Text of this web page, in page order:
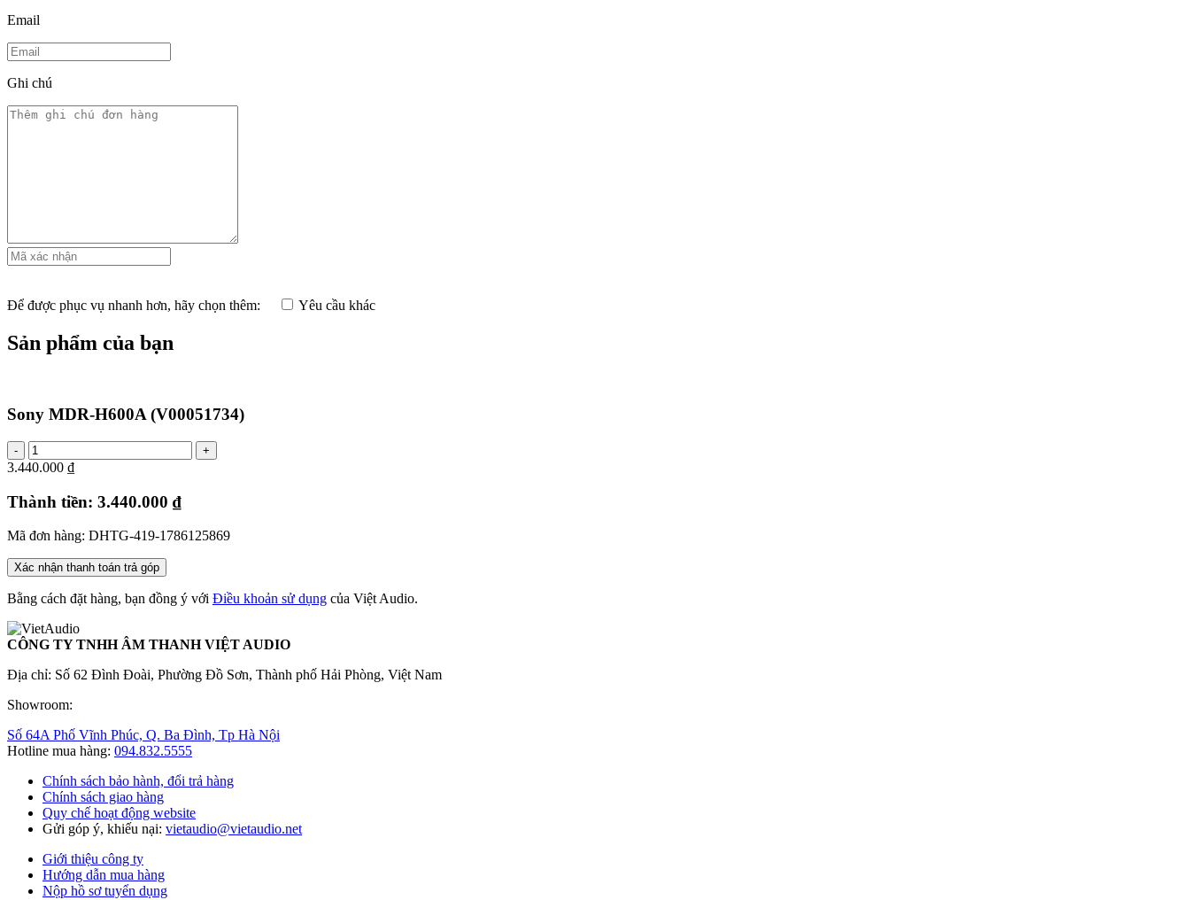
Email
Ghi chú
Để được phục vụ nhanh hơn, hãy chọn thêm: Yêu cầu khác
Sản phẩm của bạn
Sony MDR-H600A(V00051734)
3.440.000 ₫
Thành tiền: 3.440.000 ₫
Mã đơn hàng: DHTG-419-1786125869
Xác nhận thanh toán trả góp
Bằng cách đặt hàng, bạn đồng ý với Điều khoản sử dụng của Việt Audio.
CÔNG TY TNHH ÂM THANH VIỆT AUDIO
Địa chỉ: Số 62 Đình Đoài, Phường Đồ Sơn, Thành phố Hải Phòng, Việt Nam
Showroom:
Số 64A Phố Vĩnh Phúc, Q. Ba Đình, Tp Hà Nội
Hotline mua hàng: 094.832.5555
Chính sách bảo hành, đổi trả hàng
Chính sách giao hàng
Quy chế hoạt động website
Gửi góp ý, khiếu nại: vietaudio@vietaudio.net
Giới thiệu công ty
Hướng dẫn mua hàng
Nộp hồ sơ tuyển dụng